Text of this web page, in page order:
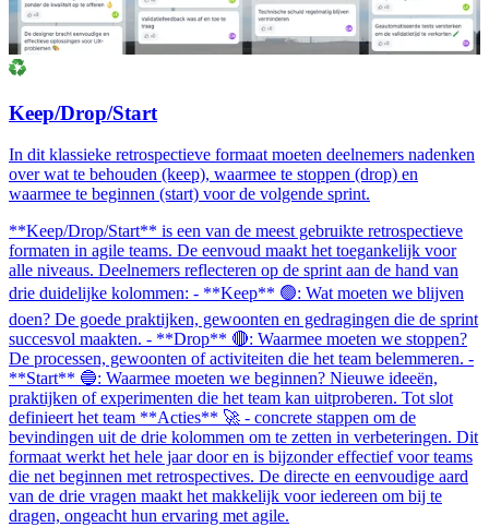
Keep/Drop/Start
In dit klassieke retrospectieve formaat moeten deelnemers nadenken
over wat te behouden (keep), waarmee te stoppen (drop) en
waarmee te beginnen (start) voor de volgende sprint.
**Keep/Drop/Start** is een van de meest gebruikte retrospectieve
formaten in agile teams. De eenvoud maakt het toegankelijk voor
alle niveaus. Deelnemers reflecteren op de sprint aan de hand van
drie duidelijke kolommen: - **Keep** 🟢: Wat moeten we blijven
doen? De goede praktijken, gewoonten en gedragingen die de sprint
succesvol maakten. - **Drop** 🔴: Waarmee moeten we stoppen?
De processen, gewoonten of activiteiten die het team belemmeren. -
**Start** 🔵: Waarmee moeten we beginnen? Nieuwe ideeën,
praktijken of experimenten die het team kan uitproberen. Tot slot
definieert het team **Acties** 🚀 - concrete stappen om de
bevindingen uit de drie kolommen om te zetten in verbeteringen. Dit
formaat werkt het hele jaar door en is bijzonder effectief voor teams
die net beginnen met retrospectives. De directe en eenvoudige aard
van de drie vragen maakt het makkelijk voor iedereen om bij te
dragen, ongeacht hun ervaring met agile.